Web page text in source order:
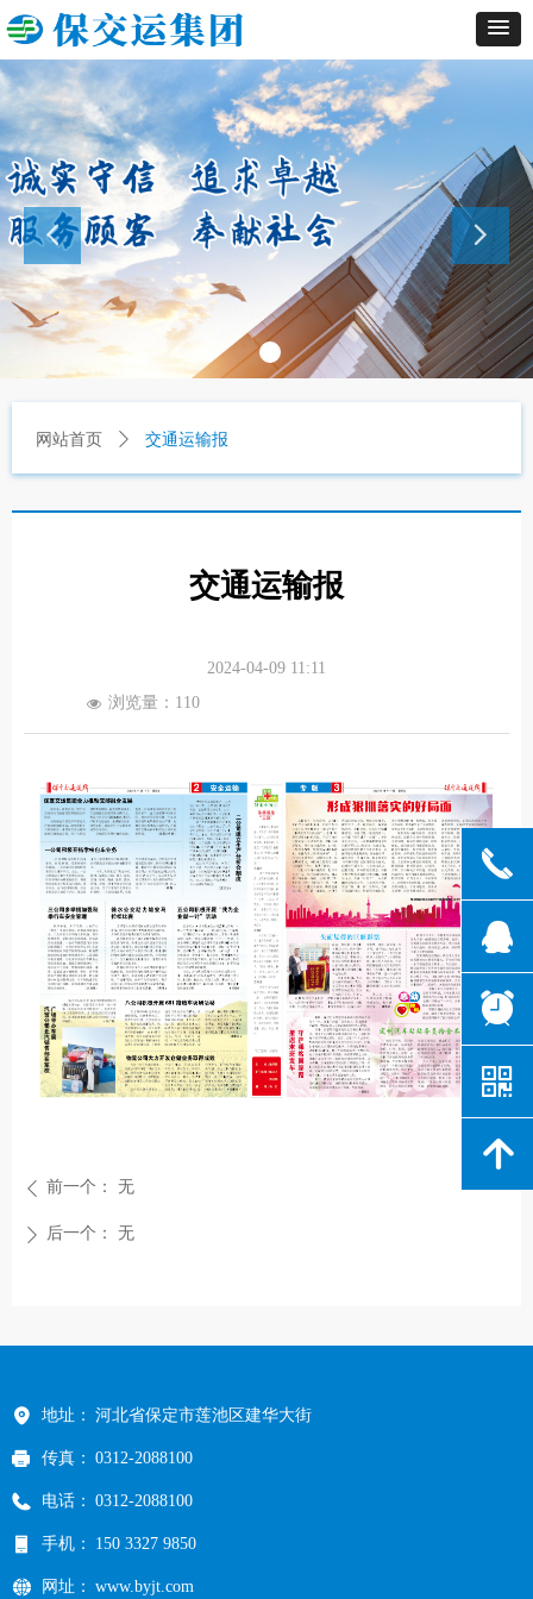
网站首页 ꄲ 交通运输报
交通运输报
2024-04-09 11:11
넶 浏览量： 110
ꄴ 前一个： 无
ꄲ 后一个： 无
地址： 河北省保定市莲池区建华大街
传真： 0312-2088100
电话： 0312-2088100
手机： 150 3327 9850
网址： www.byjt.com
끅
뀩
뀥
낃
녕